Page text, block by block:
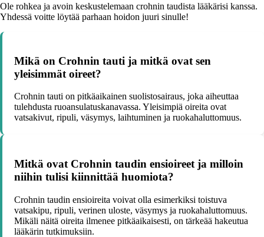
Ole rohkea ja avoin keskustelemaan crohnin taudista lääkärisi kanssa.
Yhdessä voitte löytää parhaan hoidon juuri sinulle!
Mikä on Crohnin tauti ja mitkä ovat sen
yleisimmät oireet?
Crohnin tauti on pitkäaikainen suolistosairaus, joka aiheuttaa
tulehdusta ruoansulatuskanavassa. Yleisimpiä oireita ovat
vatsakivut, ripuli, väsymys, laihtuminen ja ruokahaluttomuus.
Mitkä ovat Crohnin taudin ensioireet ja milloin
niihin tulisi kiinnittää huomiota?
Crohnin taudin ensioireita voivat olla esimerkiksi toistuva
vatsakipu, ripuli, verinen uloste, väsymys ja ruokahaluttomuus.
Mikäli näitä oireita ilmenee pitkäaikaisesti, on tärkeää hakeutua
lääkärin tutkimuksiin.